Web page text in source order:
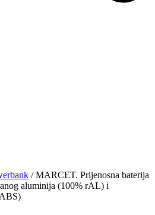
/ MARCET. Prijenosna baterija
aluminija (100% rAL) i